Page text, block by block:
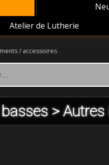
Atelier de Lutherie
/ accessoires
>